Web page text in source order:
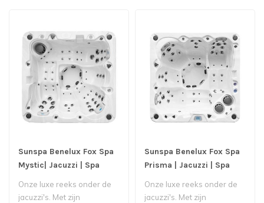
Sunspa Benelux Fox Spa
Mystic| Jacuzzi | Spa
Onze luxe reeks onder de
jacuzzi's. Met zijn
Sunspa Benelux Fox Spa
Prisma | Jacuzzi | Spa
Onze luxe reeks onder de
jacuzzi's. Met zijn